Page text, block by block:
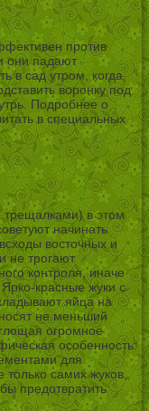
против
они падают
в сад утром, когда
воронку под
Подробнее о
в специальных
в этом
начинать
восточных и
не трогают
контроля, иначе
красные жуки с
яйца на
не меньший
огромное
особенность:
для
только самих жуков,
предотвратить